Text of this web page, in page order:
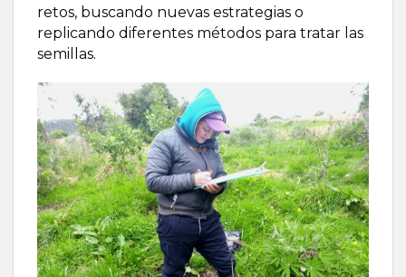
retos, buscando nuevas estrategias o
replicando diferentes métodos para tratar las
semillas.